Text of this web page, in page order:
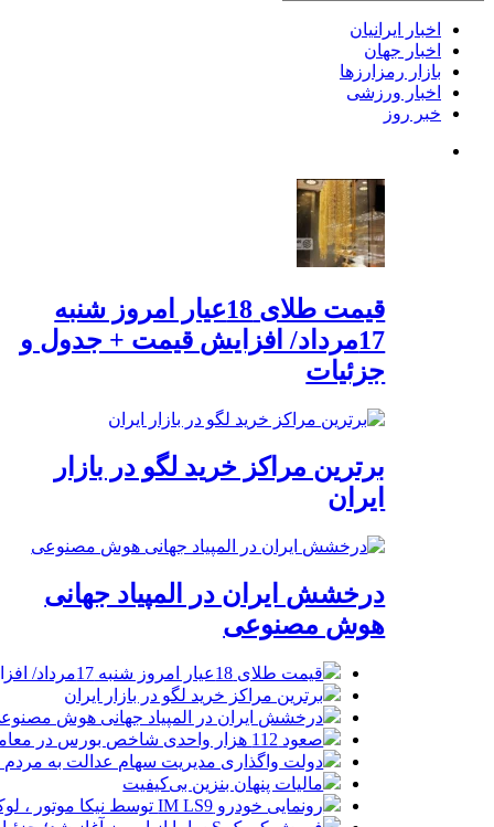
اخبار ایرانیان
اخبار جهان
بازار رمزارزها
اخبار ورزشی
خبر روز
قیمت طلای 18عیار امروز شنبه
17مرداد/ افزایش قیمت + جدول و
جزئیات
برترین مراکز خرید لگو در بازار
ایران
درخشش ایران در المپیاد جهانی
هوش مصنوعی
قیمت طلای 18عیار امروز شنبه 17مرداد/ افزایش قیمت + جدول و جزئیات
برترین مراکز خرید لگو در بازار ایران
درخشش ایران در المپیاد جهانی هوش
صعود 112 هزار واحدی شاخص بورس در معاملات امروز
دولت واگذاری مدیریت سهام عدالت به مردم
مالیات پنهان بنزین بی‌کیفیت
رونمایی خودرو IM LS9 توسط نیکا موتور ، لوکس ترین شاسی بلند EREV در ایران